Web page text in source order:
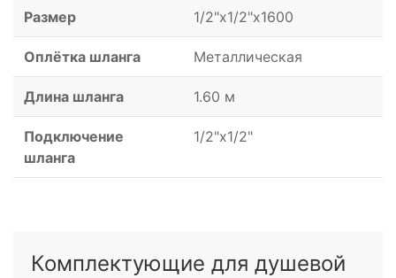
Размер 1/2"x1/2"x1600
Оплётка шланга Металлическая
Длина шланга 1.60 м
Подключение
шланга
1/2"x1/2"
Комплектующие для душевой